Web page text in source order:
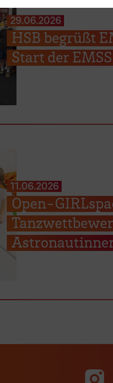
29.06.2026
HSB begrüßt
Start der
11.06.2026
Open-